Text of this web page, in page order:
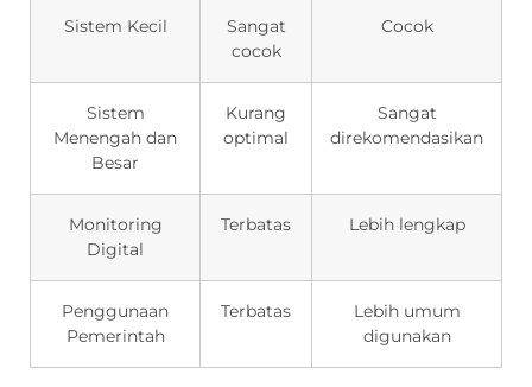
Sistem Kecil
Sangat
cocok
Cocok
Sistem
Menengah dan
Besar
Kurang
optimal
Sangat
direkomendasikan
Monitoring
Digital
Terbatas Lebih lengkap
Penggunaan
Pemerintah
Terbatas
Lebih umum
digunakan